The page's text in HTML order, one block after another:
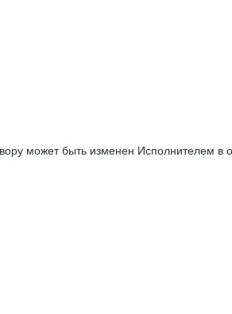
может быть изменен Исполнителем в